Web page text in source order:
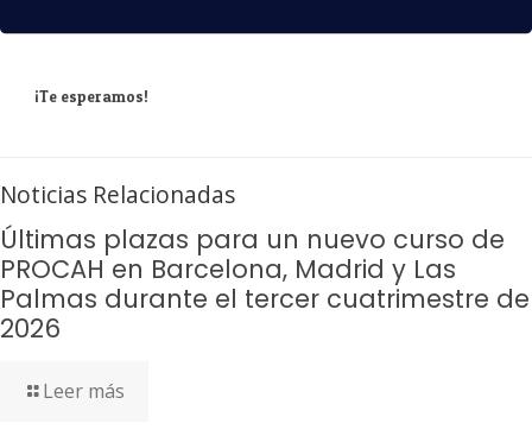
¡Te esperamos!
Noticias Relacionadas
Últimas plazas para un nuevo curso de
PROCAH en Barcelona, Madrid y Las
Palmas durante el tercer cuatrimestre de
2026
Leer más